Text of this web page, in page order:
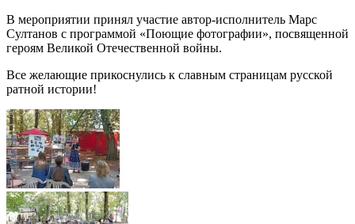
В мероприятии принял участие автор-исполнитель Марс
Султанов с программой «Поющие фотографии», посвященной
героям Великой Отечественной войны.
Все желающие прикоснулись к славным страницам русской
ратной истории!